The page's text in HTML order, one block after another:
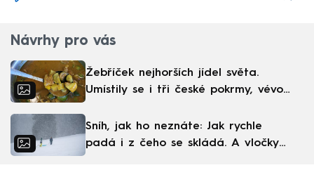
Návrhy pro vás
Žebříček nejhorších jídel světa.
Umístily se i tři české pokrmy, vévodí
Sníh, jak ho neznáte: Jak rychle
padá i z čeho se skládá. A vločky